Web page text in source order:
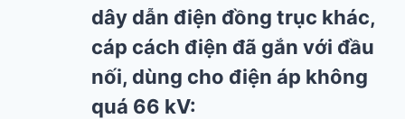
dây dẫn điện đồng trục khác,
cáp cách điện đã gắn với đầu
nối, dùng cho điện áp không
quá 66 kV: